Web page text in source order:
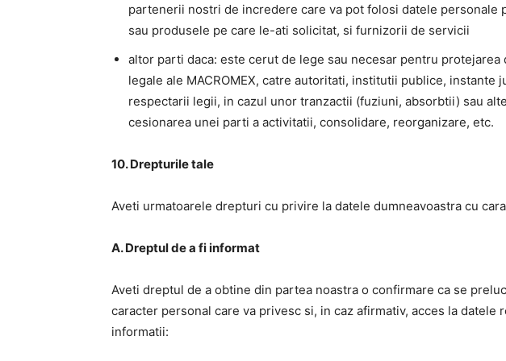
partenerii nostri de incredere care va pot folosi datele personale
sau produsele pe care le-ati solicitat, si furnizorii de servicii
altor parti daca: este cerut de lege sau necesar pentru
legale ale MACROMEX, catre autoritati, institutii publice, instante
respectarii legii, in cazul unor tranzactii (fuziuni, absorbtii) sau
cesionarea unei parti a activitatii, consolidare, reorganizare, etc.
10. Drepturile tale
Aveti urmatoarele drepturi cu privire la datele dumneavoastra cu
A. Dreptul de a fi informat
Aveti dreptul de a obtine din partea noastra o confirmare ca se
caracter personal care va privesc si, in caz afirmativ, acces la datele
informatii: